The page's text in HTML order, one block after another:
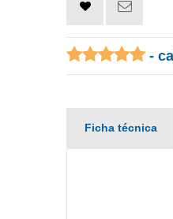
-
Ficha técnica